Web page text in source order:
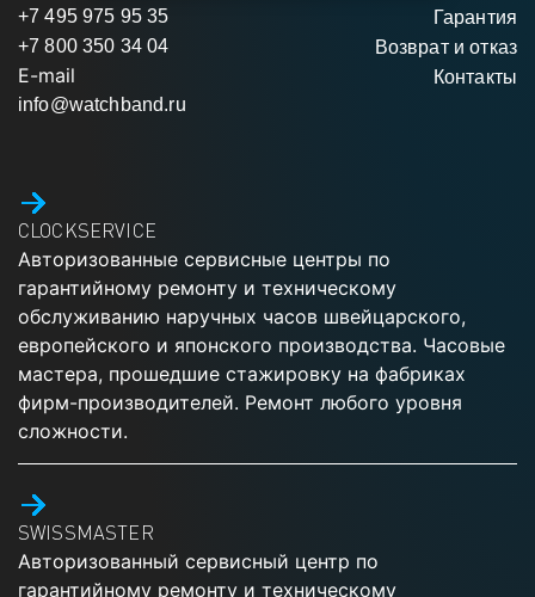
+7 495 975 95 35
+7 800 350 34 04
E-mail
info@watchband.ru
Гарантия
Возврат и отказ
Контакты
CLOCKSERVICE
Авторизованные сервисные центры по
гарантийному ремонту и техническому
обслуживанию наручных часов швейцарского,
европейского и японского производства. Часовые
мастера, прошедшие стажировку на фабриках
фирм-производителей. Ремонт любого уровня
сложности.
SWISSMASTER
Авторизованный сервисный центр по
гарантийному ремонту и техническому